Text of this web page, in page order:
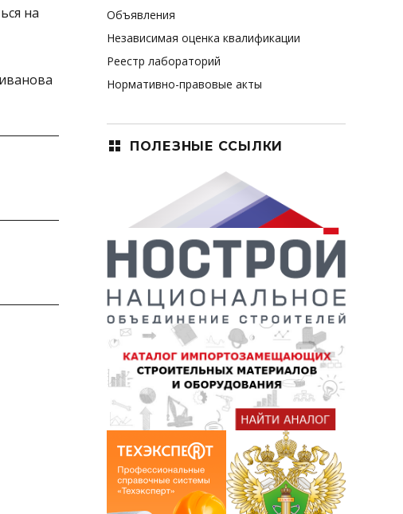
на
Объявления
Независимая оценка квалификации
Реестр лабораторий
Нормативно-правовые акты
ПОЛЕЗНЫЕ ССЫЛКИ